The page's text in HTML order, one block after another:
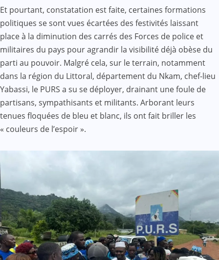
Et pourtant, constatation est faite, certaines formations
politiques se sont vues écartées des festivités laissant
place à la diminution des carrés des Forces de police et
militaires du pays pour agrandir la visibilité déjà obèse du
parti au pouvoir. Malgré cela, sur le terrain, notamment
dans la région du Littoral, département du Nkam, chef-lieu
Yabassi, le PURS a su se déployer, drainant une foule de
partisans, sympathisants et militants. Arborant leurs
tenues floquées de bleu et blanc, ils ont fait briller les
« couleurs de l’espoir ».